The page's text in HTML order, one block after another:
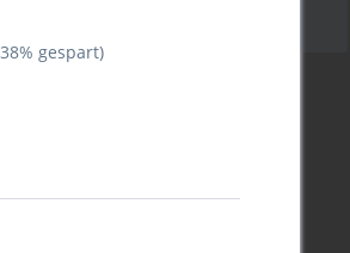
gespart)